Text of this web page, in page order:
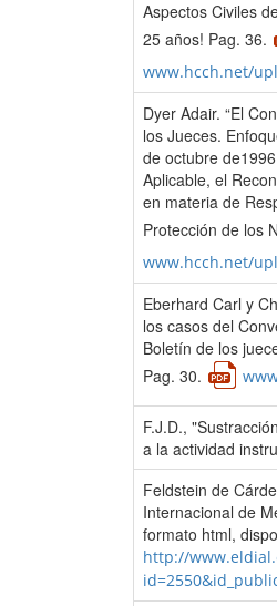
Aspectos Civiles
25 años! Pag. 36.
www.hcch.net/
Dyer Adair. “El
los Jueces.
de octubre
Aplicable, el
en materia de
Protección de los
www.hcch.net/
Eberhard Carl y
los casos del
Boletín de los
Pag. 30.
F.J.D.,
a la actividad
Feldstein de
Internacional de
formato html,
http://